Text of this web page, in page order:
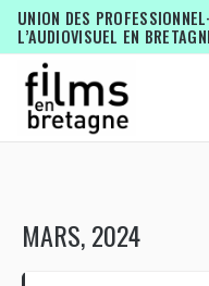
UNION DES
L’AUDIOVISUEL EN
MARS, 2024